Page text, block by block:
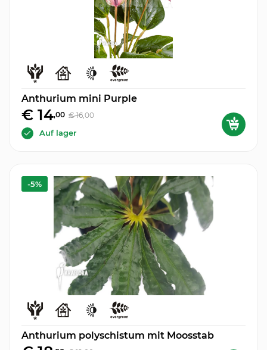
Anthurium mini Purple
€ 14,00 € 16,00
Auf lager
-5%
Anthurium polyschistum mit Moosstab